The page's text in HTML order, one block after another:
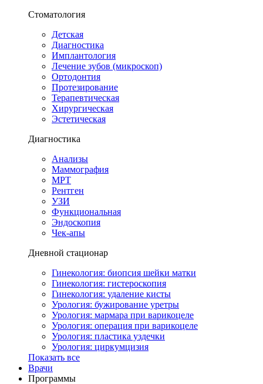
Стоматология
Детская
Диагностика
Имплантология
Лечение зубов (микроскоп)
Ортодонтия
Протезирование
Терапевтическая
Хирургическая
Эстетическая
Диагностика
Анализы
Маммография
МРТ
Рентген
УЗИ
Функциональная
Эндоскопия
Чек-апы
Дневной стационар
Гинекология: биопсия шейки матки
Гинекология: гистероскопия
Гинекология: удаление кисты
Урология: бужирование уретры
Урология: мармара при варикоцеле
Урология: операция при варикоцеле
Урология: пластика уздечки
Урология: циркумцизия
Показать все
Врачи
Программы